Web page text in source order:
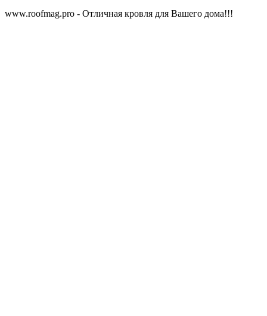
www.roofmag.pro - Отличная кровля для Вашего дома!!!